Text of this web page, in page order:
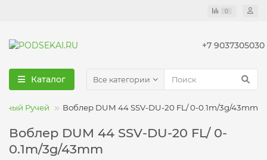
0
+7 9037305030
Каталог Все категории
Ручей Воблер DUM 44 SSV-DU-20 FL/ 0-0.1m/3g/43mm
Воблер DUM 44 SSV-DU-20 FL/ 0-
0.1m/3g/43mm